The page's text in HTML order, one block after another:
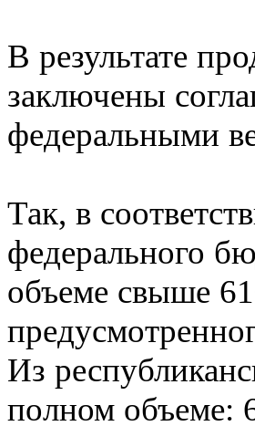
В результате
заключены
федеральными
Так, в
федерального
объеме свыше
Из
полном объеме: